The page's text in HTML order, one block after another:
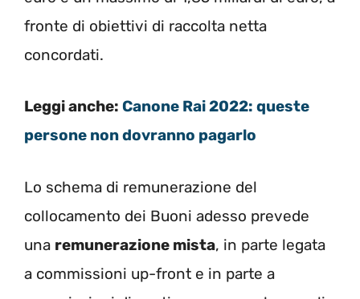
fronte di obiettivi di raccolta netta
concordati.
Leggi anche: Canone Rai 2022: queste
persone non dovranno pagarlo
Lo schema di remunerazione del
collocamento dei Buoni adesso prevede
una remunerazione mista, in parte legata
a commissioni up-front e in parte a